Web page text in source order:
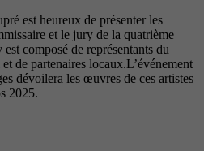
est heureux de présenter les
et le jury de la quatrième
composé de représentants du
de partenaires locaux.L’événement
dévoilera les œuvres de ces artistes
2025.